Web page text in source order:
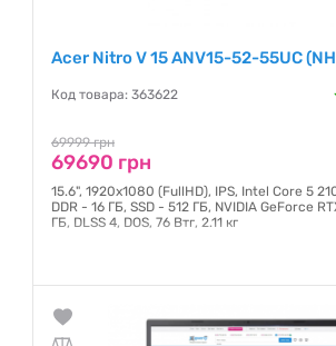
Acer Nitro V 15 ANV15-52-55UC
Код товара: 363622
69999 грн
69690 грн
15.6", 1920х1080 (FullHD), IPS, Intel Core 5
DDR - 16 ГБ, SSD - 512 ГБ, NVIDIA GeForce
ГБ, DLSS 4, DOS, 76 Втг, 2.11 кг